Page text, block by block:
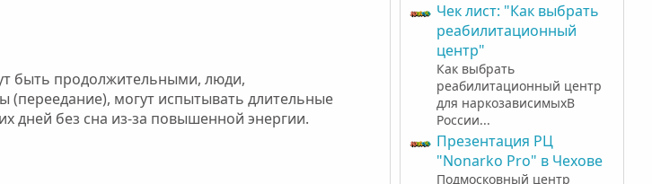
быть продолжительными, люди,
могут испытывать длительные
дней без сна из-за повышенной энергии.
Чек лист: "Как выбрать
реабилитационный
центр"
Как выбрать
реабилитационный центр
для наркозависимыхВ
России...
Презентация РЦ
"Nonarko Pro" в Чехове
Подмосковный центр